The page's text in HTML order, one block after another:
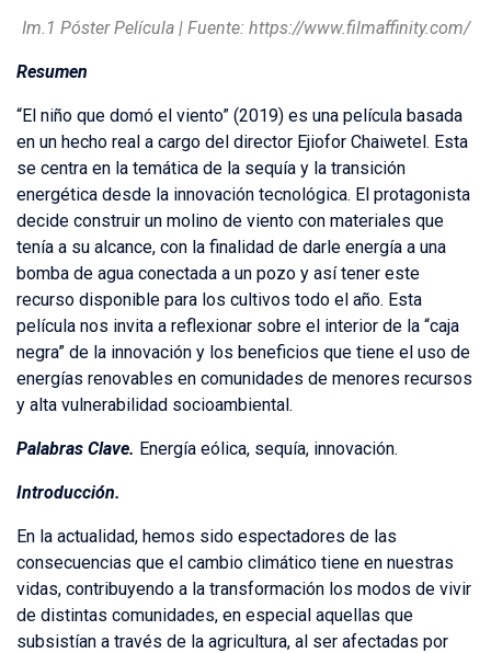
Im.1 Póster Película | Fuente: https://www.filmaffinity.com/
Resumen
“El niño que domó el viento” (2019) es una película basada
en un hecho real a cargo del director Ejiofor Chaiwetel. Esta
se centra en la temática de la sequía y la transición
energética desde la innovación tecnológica. El protagonista
decide construir un molino de viento con materiales que
tenía a su alcance, con la finalidad de darle energía a una
bomba de agua conectada a un pozo y así tener este
recurso disponible para los cultivos todo el año. Esta
película nos invita a reflexionar sobre el interior de la “caja
negra” de la innovación y los beneficios que tiene el uso de
energías renovables en comunidades de menores recursos
y alta vulnerabilidad socioambiental.
Palabras Clave. Energía eólica, sequía, innovación.
Introducción.
En la actualidad, hemos sido espectadores de las
consecuencias que el cambio climático tiene en nuestras
vidas, contribuyendo a la transformación los modos de vivir
de distintas comunidades, en especial aquellas que
subsistían a través de la agricultura, al ser afectadas por